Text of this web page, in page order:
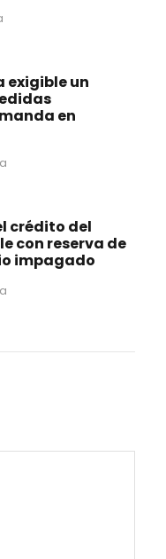
exigible un
en
crédito del
con reserva de
impagado